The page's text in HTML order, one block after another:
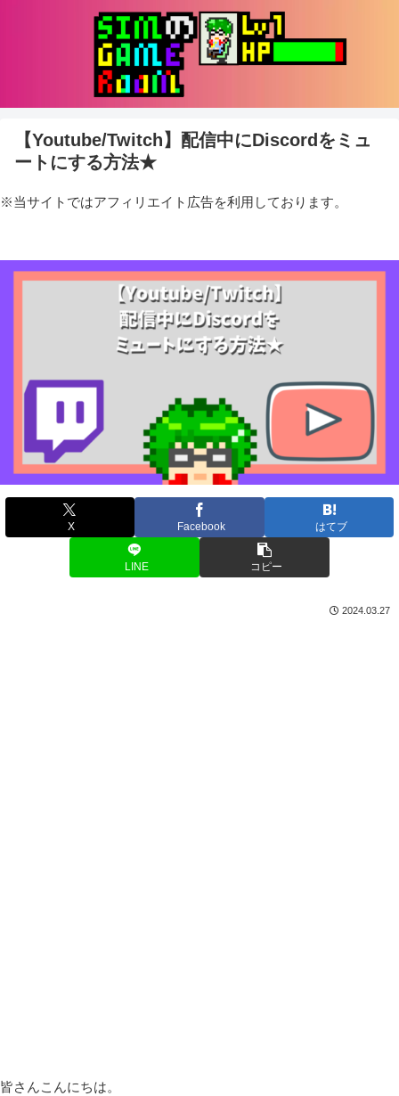
【Youtube/Twitch】配信中にDiscordをミュ
ートにする方法★
※当サイトではアフィリエイト広告を利用しております。
X Facebook はてブ
LINE コピー
2024.03.27
皆さんこんにちは。